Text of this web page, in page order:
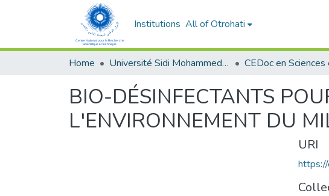
Institutions All of Otrohati
Home Université Sidi Mohammed Ben Abdellah - Fès
BIO-DÉSINFECTANTS
L'ENVIRONNEMENT DU
URI